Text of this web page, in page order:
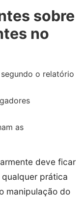
sobre
no
o relatório
as
deve ficar
prática
manipulação do